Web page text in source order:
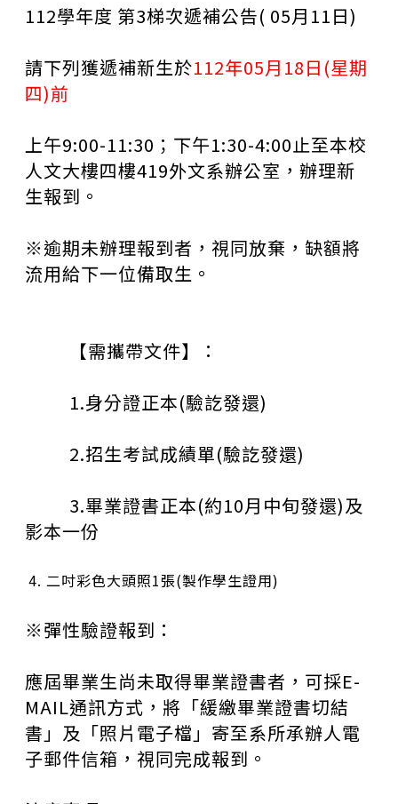
112學年度 第3梯次遞補公告( 05月 11日)
請下列獲遞補新生於112年05月18日(星期
四)前
上午9:00-11:30 ；下午1:30-4:00止至本校
人文大樓四樓419外文系辦公室，辦理新
生報到。
※逾期未辦理報到者，視同放棄，缺額將
流用給下一位備取生。
【需攜帶文件】：
1.身分證正本(驗訖發還)
2.招生考試成績單(驗訖發還)
3.畢業證書正本(約10月中旬發還)及
影本一份
二吋彩色大頭照1張(製作學生證用)
※彈性驗證報到：
應屆畢業生尚未取得畢業證書者，可採E-
MAIL通訊方式，將「緩繳畢業證書切結
書」及「照片電子檔」寄至系所承辦人電
子郵件信箱，視同完成報到。